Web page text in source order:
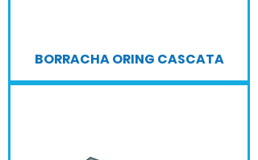
BORRACHA ORING CASCATA